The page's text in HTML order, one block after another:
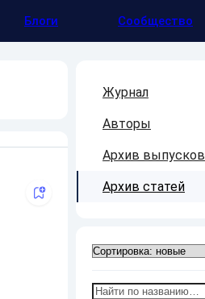
Блоги Сообщество
Журнал
Авторы
Архив выпусков
Архив статей